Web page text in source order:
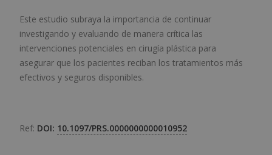
Este estudio subraya la importancia de continuar
investigando y evaluando de manera crítica las
intervenciones potenciales en cirugía plástica para
asegurar que los pacientes reciban los tratamientos más
efectivos y seguros disponibles.
Ref: DOI: 10.1097/PRS.0000000000010952